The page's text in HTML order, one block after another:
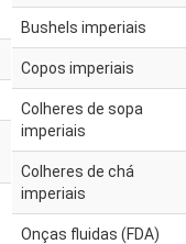
Bushels imperiais
Copos imperiais
Colheres de sopa
imperiais
Colheres de chá
imperiais
Onças fluidas (FDA)